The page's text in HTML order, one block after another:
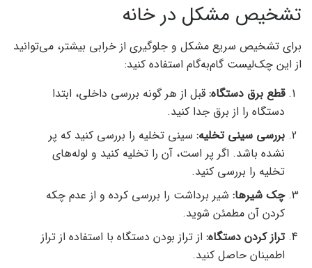
تشخیص مشکل در خانه
برای تشخیص سریع مشکل و جلوگیری از خرابی بیشتر، می‌توانید
از این چک‌لیست گام‌به‌گام استفاده کنید:
قطع برق دستگاه: قبل از هر گونه بررسی داخلی، ابتدا
دستگاه را از برق جدا کنید.
بررسی سینی تخلیه: سینی تخلیه را بررسی کنید که پر
نشده باشد. اگر پر است، آن را تخلیه کنید و لوله‌های
تخلیه را بررسی کنید.
چک شیرها: شیر برداشت را بررسی کرده و از عدم چکه
کردن آن مطمئن شوید.
تراز کردن دستگاه: از تراز بودن دستگاه با استفاده از تراز
اطمینان حاصل کنید.